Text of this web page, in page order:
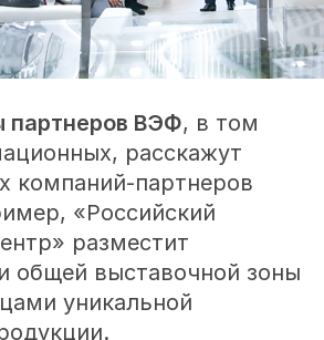
партнеров ВЭФ, в том
расскажут
компаний-партнеров
«Российский
разместит
общей выставочной зоны
уникальной